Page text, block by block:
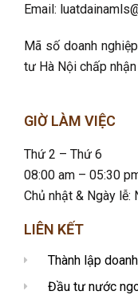
Email:
Mã số doanh
tư Hà Nội chấp
GIỜ LÀM VIỆC
Thứ 2 – Thứ 6
08:00 am – 05:30
Chủ nhật & Ngày lễ:
LIÊN KẾT
Thành lập
Đầu tư nước